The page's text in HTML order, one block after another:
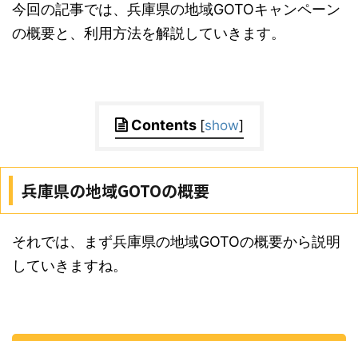
今回の記事では、兵庫県の地域GOTOキャンペーン
の概要と、利用方法を解説していきます。
Contents [show]
兵庫県の地域GOTOの概要
それでは、まず兵庫県の地域GOTOの概要から説明
していきますね。